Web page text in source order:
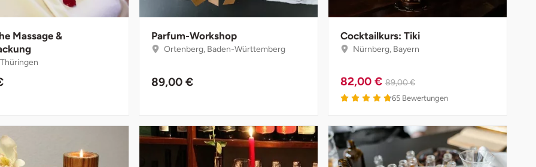
Massage &
Parfum-Workshop
Ortenberg, Baden-Württemberg
89,00 €
Cocktailkurs: Tiki
Nürnberg, Bayern
82,00 € 89,00 €
65 Bewertungen